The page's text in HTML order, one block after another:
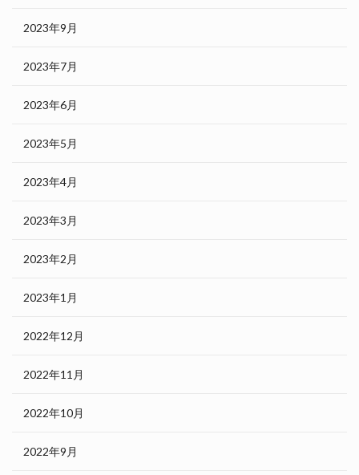
2023年9月
2023年7月
2023年6月
2023年5月
2023年4月
2023年3月
2023年2月
2023年1月
2022年12月
2022年11月
2022年10月
2022年9月